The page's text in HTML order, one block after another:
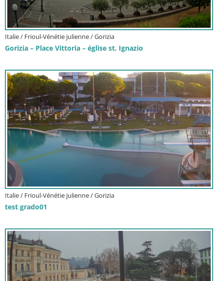
Italie / Frioul-Vénétie julienne / Gorizia
Gorizia – Place Vittoria – église st. Ignazio
Italie / Frioul-Vénétie julienne / Gorizia
test grado01